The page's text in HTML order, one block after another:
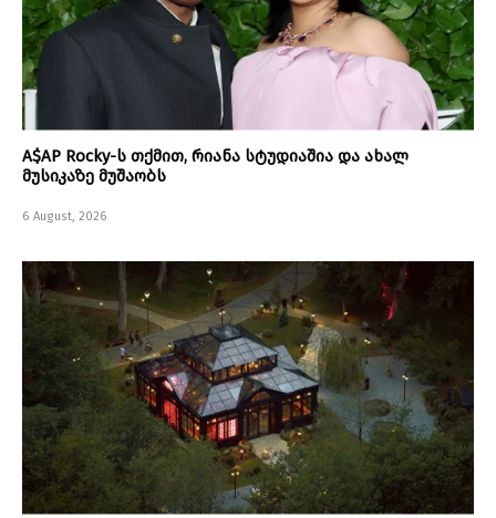
A$AP Rocky-ს თქმით, რიანა სტუდიაშია და ახალ
მუსიკაზე მუშაობს
6 August, 2026